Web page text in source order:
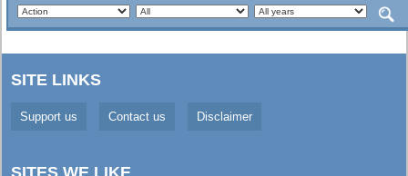
SITE LINKS
Support us Contact us Disclaimer